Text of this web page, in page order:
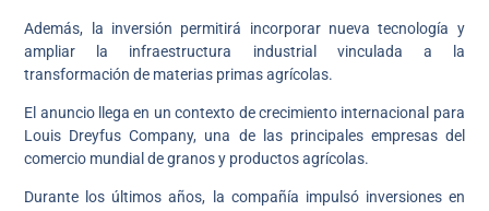
Además, la inversión permitirá incorporar nueva tecnología y
ampliar la infraestructura industrial vinculada a la
transformación de materias primas agrícolas.
El anuncio llega en un contexto de crecimiento internacional para
Louis Dreyfus Company, una de las principales empresas del
comercio mundial de granos y productos agrícolas.
Durante los últimos años, la compañía impulsó inversiones en